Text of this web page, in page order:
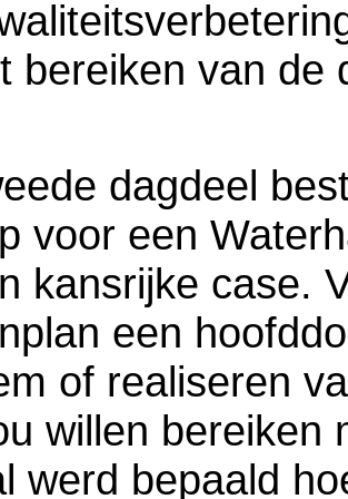
bereiken van de
dagdeel
voor een
kansrijke case.
een
of realiseren
willen bereiken
werd bepaald